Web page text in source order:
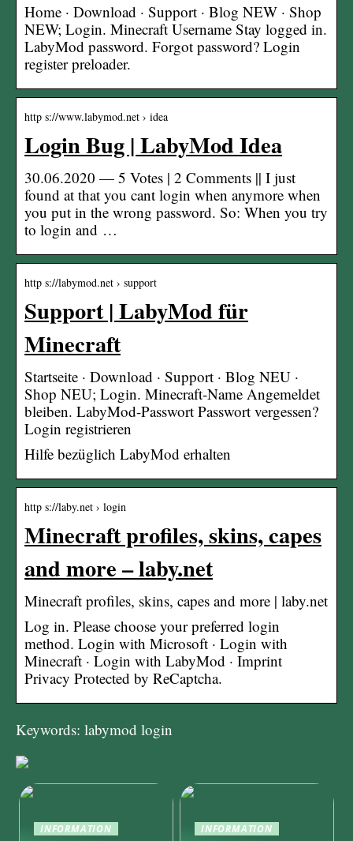
Home · Download · Support · Blog NEW · Shop
NEW; Login. Minecraft Username Stay logged in.
LabyMod password. Forgot password? Login
register preloader.
http s://www.labymod.net › idea
Login Bug | LabyMod Idea
30.06.2020 — 5 Votes | 2 Comments || I just
found at that you cant login when anymore when
you put in the wrong password. So: When you try
to login and …
http s://labymod.net › support
Support | LabyMod für
Minecraft
Startseite · Download · Support · Blog NEU ·
Shop NEU; Login. Minecraft-Name Angemeldet
bleiben. LabyMod-Passwort Passwort vergessen?
Login registrieren
Hilfe bezüglich LabyMod erhalten
http s://laby.net › login
Minecraft profiles, skins, capes
and more – laby.net
Minecraft profiles, skins, capes and more | laby.net
Log in. Please choose your preferred login
method. Login with Microsoft · Login with
Minecraft · Login with LabyMod · Imprint
Privacy Protected by ReCaptcha.
Keywords: labymod login
INFORMATION INFORMATION